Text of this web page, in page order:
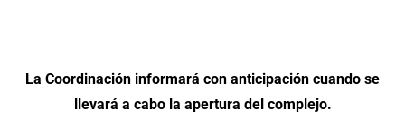
La Coordinación informará con anticipación cuando se
llevará a cabo la apertura del complejo.